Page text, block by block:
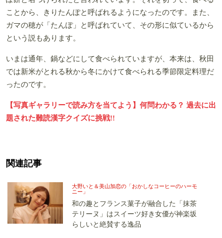
ことから、きりたんぽと呼ばれるようになったのです。また、
ガマの穂が「たんぽ」と呼ばれていて、その形に似ているから
という説もあります。
いまは通年、鍋などにして食べられていますが、本来は、秋田
では新米がとれる秋から冬にかけて食べられる季節限定料理だ
ったのです。
【写真ギャラリーで読み方を当てよう】何問わかる？ 過去に出
題された難読漢字クイズに挑戦!!
関連記事
大野いと＆美山加恋の「おかしなコーヒーのハーモ
ニー」
和の趣とフランス菓子が融合した「抹茶
テリーヌ」はスイーツ好き女優が神楽坂
らしいと絶賛する逸品